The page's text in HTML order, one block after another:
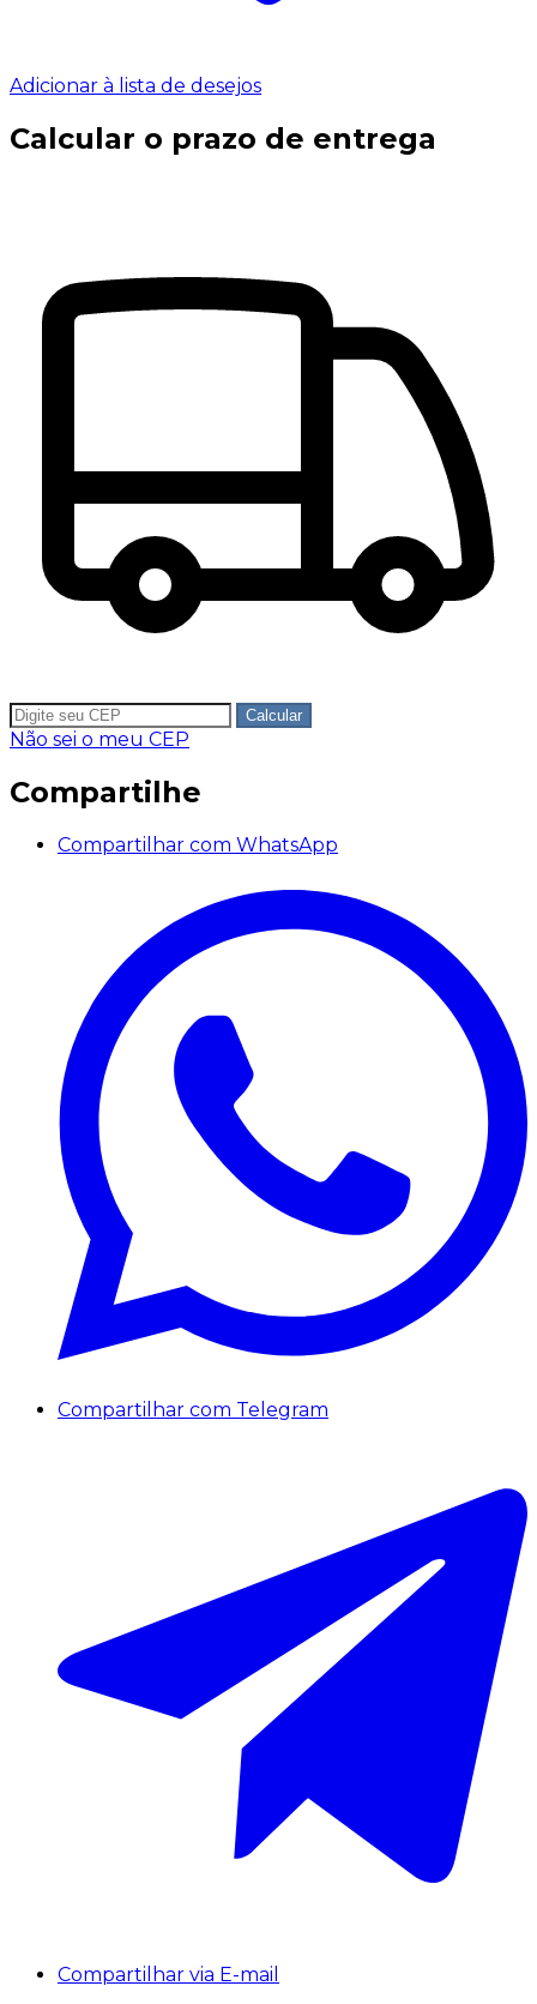
Adicionar à lista de desejos
Calcular o prazo de entrega
Calcular
Não sei o meu CEP
Compartilhe
Compartilhar com WhatsApp
Compartilhar com Telegram
Compartilhar via E-mail